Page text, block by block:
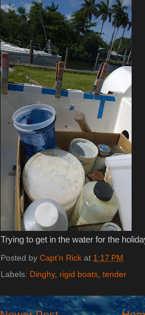
Trying to get in the water for the
Posted by Capt'n Rick at 1:17 PM
Labels: Dinghy, rigid boats, tender